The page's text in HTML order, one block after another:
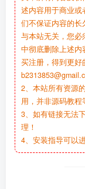
述内容用于商业
们不保证内容的
与本站无关，您
中彻底删除上述内
买注册，得到更好
2、本站所有资源
用，并非源码教程
3、如有链接无法
理！
4、安装指导可以